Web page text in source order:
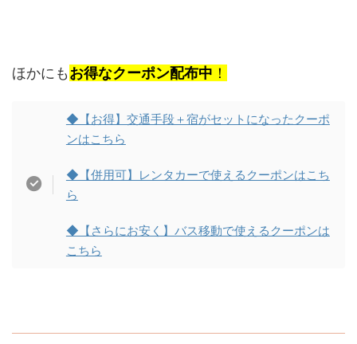
ほかにもお得なクーポン配布中 ！
◆【お得】交通手段＋宿がセットになったクーポ
ンはこちら
◆【併用可】レンタカーで使えるクーポンはこち
ら
◆【さらにお安く】バス移動で使えるクーポンは
こちら